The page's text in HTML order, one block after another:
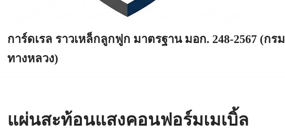
การ์ดเรล ราวเหล็กลูกฟูก มาตรฐาน มอก. 248-2567 (กรม
ทางหลวง)
แผ่นสะท้อนแสงคอนฟอร์มเมเบิ้ล